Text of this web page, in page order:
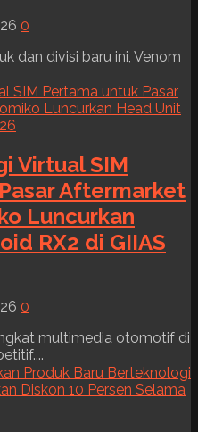
0
dan divisi baru ini, Venom
Virtual SIM
Aftermarket
Luncurkan
RX2 di GIIAS
0
multimedia otomotif di